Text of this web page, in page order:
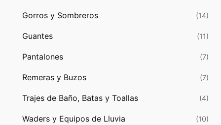
Gorros y Sombreros (14)
Guantes (11)
Pantalones (7)
Remeras y Buzos (7)
Trajes de Baño, Batas y Toallas (4)
Waders y Equipos de Lluvia (10)